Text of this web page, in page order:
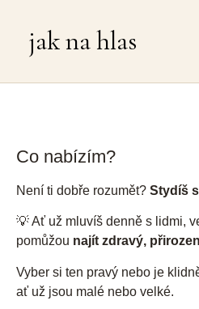
jak na hlas
Co nabízím?
Není ti dobře rozumět? Stydíš
💡 Ať už mluvíš denně s lidmi,
pomůžou najít zdravý,
Vyber si ten pravý nebo je
ať už jsou malé nebo velké.